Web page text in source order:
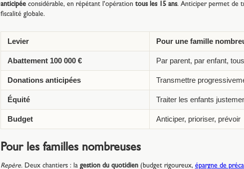
anticipéeconsidérable, en répétant l'opération tous les 15 ans. Anticiper permet de
fiscalité globale.
Levier Pour une famille
Abattement 100 000 € Par parent, par enfant,
Donations anticipées Transmettre
Équité Traiter les enfants
Budget Anticiper, prioriser, prévoir
Pour les familles nombreuses
Repère.Deux chantiers : la gestion du quotidien(budget rigoureux, épargne de